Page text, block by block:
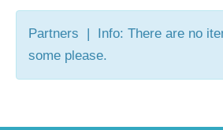
Partners | Info: There are no
some please.